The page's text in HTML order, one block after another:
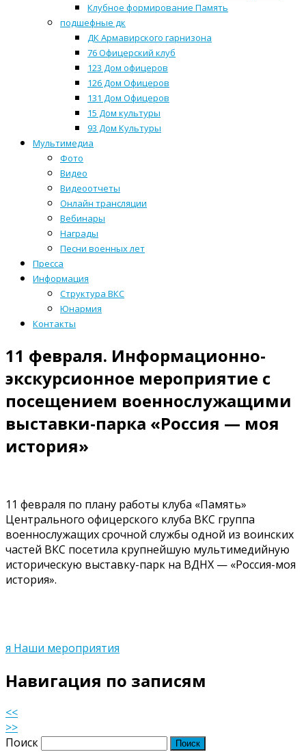
Клубное формирование Память
подшефные дк
ДК Армавирского гарнизона
76 Офицерский клуб
123 Дом офицеров
126 Дом Офицеров
131 Дом Офицеров
15 Дом культуры
93 Дом Культуры
Мультимедиа
Фото
Видео
Видеоотчеты
Онлайн трансляции
Вебинары
Награды
Песни военных лет
Пресса
Информация
Структура ВКС
Юнармия
Контакты
11 февраля. Информационно-
экскурсионное мероприятие с
посещением военнослужащими
выставки-парка «Россия — моя
история»
11 февраля по плану работы клуба «Память»
Центрального офицерского клуба ВКС группа
военнослужащих срочной службы одной из воинских
частей ВКС посетила крупнейшую мультимедийную
историческую выставку-парк на ВДНХ — «Россия-моя
история».
я Наши мероприятия
Навигация по записям
<<
>>
Поиск